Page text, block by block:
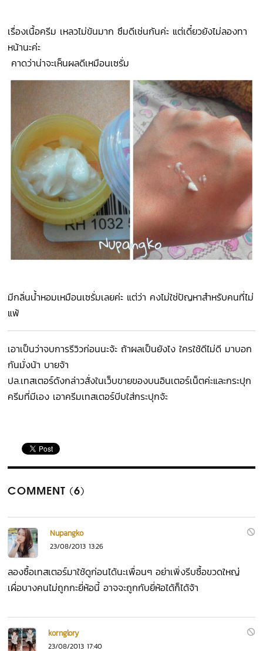
เรื่องเนื้อครีม เหลวไม่ข้นมาก ซึมดีเช่นกันค่ะ แต่เดี๋ยวยังไม่ลองทา
หน้านะค่ะ
คาดว่าน่าจะเห็นผลดีเหมือนเซรั่ม
มีกลิ่นน้ำหอมเหมือนเซรั่มเลยค่ะ แต่ว่า คงไม่ใช่ปัญหาสำหรับคนที่ไม่
แพ้
เอาเป็นว่าจบการรีวิวก่อนนะจ้ะ ถ้าผลเป็นยังไง ใครใช้ดีไม่ดี มาบอก
กันมั่งน้า บายจ้า
ปล.เทสเตอร์ดังกล่าวสั่งในเว็บขายของบนอินเตอร์เน็ตค่ะและกระปุก
ครีมที่มีเอง เอาครีมเทสเตอร์บีบใส่กระปุกจ้ะ
COMMENT (6)
Nupangko
23/08/2013 13:26
ลองซื้อเทสเตอร์มาใช้ดูก่อนได้นะเพื่อนๆ อย่าเพิ่งรีบซื้อขวดใหญ่
เผื่อบางคนไม่ถูกกะยี่ห้อนี้ อาจจะถูกกับยี่ห้อได้ก็ได้จ้า
kornglory
23/08/2013 17:40